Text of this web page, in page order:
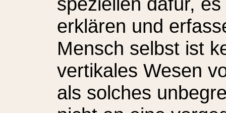
erklären und
Mensch selbst ist
vertikales Wesen
als solches